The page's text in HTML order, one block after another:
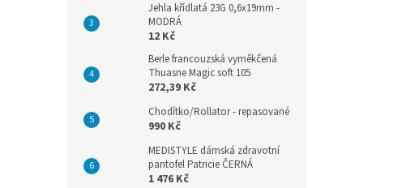
Jehla křídlatá 23G 0,6x19mm -
MODRÁ
12 Kč
Berle francouzská vyměkčená
Thuasne Magic soft 105
272,39 Kč
Chodítko/Rollator - repasované
990 Kč
MEDISTYLE dámská zdravotní
pantofel Patricie ČERNÁ
1 476 Kč